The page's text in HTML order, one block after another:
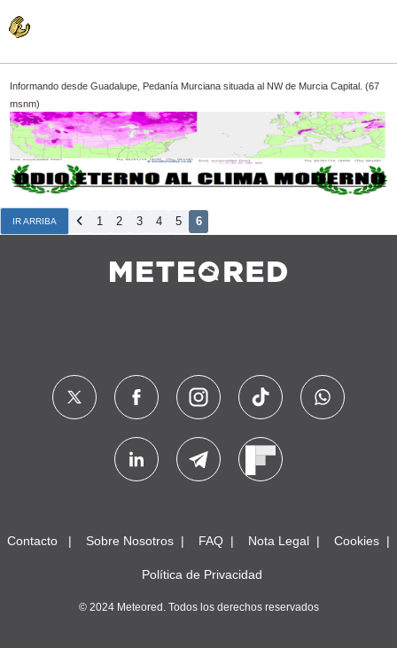
Informando desde Guadalupe, Pedanía Murciana situada al NW de Murcia Capital. (67
msnm)
IR ARRIBA 1 2 3 4 5 6
Contacto Sobre Nosotros FAQ Nota Legal Cookies
Política de Privacidad
© 2024 Meteored. Todos los derechos reservados